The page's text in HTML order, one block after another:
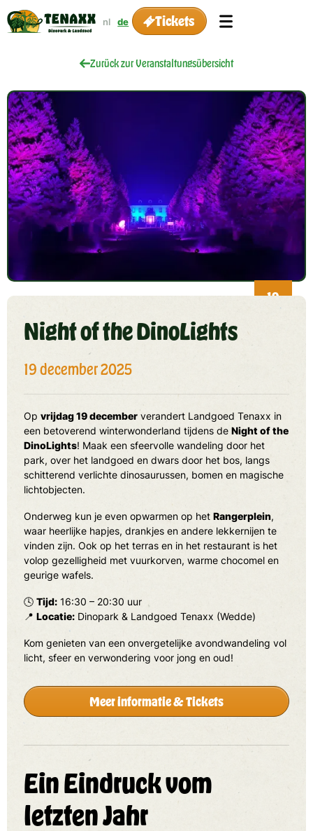
nl de Tickets
Zurück zur Veranstaltungsübersicht
19
Dec
Night of the DinoLights
19 december 2025
Op vrijdag 19 december verandert Landgoed Tenaxx in
een betoverend winterwonderland tijdens de Night of the
DinoLights! Maak een sfeervolle wandeling door het
park, over het landgoed en dwars door het bos, langs
schitterend verlichte dinosaurussen, bomen en magische
lichtobjecten.
Onderweg kun je even opwarmen op het Rangerplein,
waar heerlijke hapjes, drankjes en andere lekkernijen te
vinden zijn. Ook op het terras en in het restaurant is het
volop gezelligheid met vuurkorven, warme chocomel en
geurige wafels.
🕓 Tijd: 16:30 – 20:30 uur
📍 Locatie: Dinopark & Landgoed Tenaxx (Wedde)
Kom genieten van een onvergetelijke avondwandeling vol
licht, sfeer en verwondering voor jong en oud!
Meer informatie & Tickets
Ein Eindruck vom
letzten Jahr